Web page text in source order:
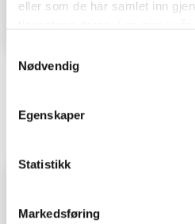
eller som de har samlet inn
Nødvendig
Egenskaper
Statistikk
Markedsføring